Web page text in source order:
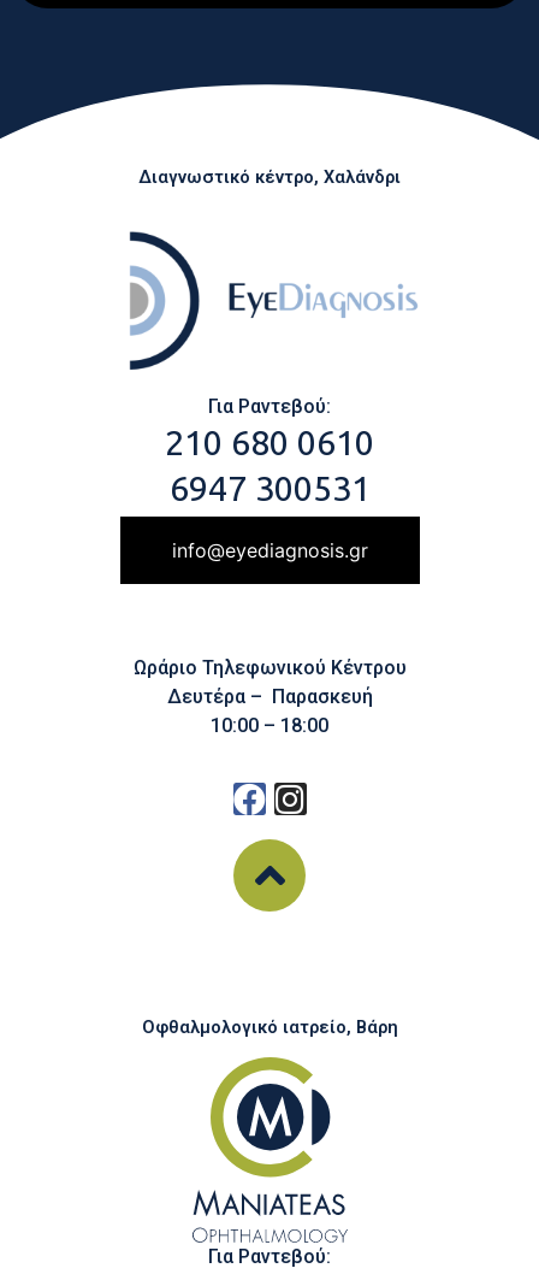
Διαγνωστικό κέντρο, Χαλάνδρι
Για Ραντεβού:
210 680 0610
6947 300531
info@eyediagnosis.gr
Ωράριο Τηλεφωνικού Κέντρου
Δευτέρα – Παρασκευή
10:00 – 18:00
Οφθαλμολογικό ιατρείο, Βάρη
Για Ραντεβού: